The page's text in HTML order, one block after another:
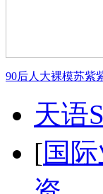
90后人大裸模苏紫
天语
[国